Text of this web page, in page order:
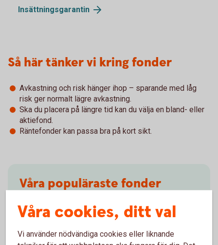
Insättningsgarantin
Så här tänker vi kring fonder
Avkastning och risk hänger ihop – sparande med låg
risk ger normalt lägre avkastning.
Ska du placera på längre tid kan du välja en bland- eller
aktiefond.
Räntefonder kan passa bra på kort sikt.
Våra populäraste fonder
Ibland är det svårt att välja. Få inspiration och tips.
Våra cookies, ditt val
Vi använder nödvändiga cookies eller liknande